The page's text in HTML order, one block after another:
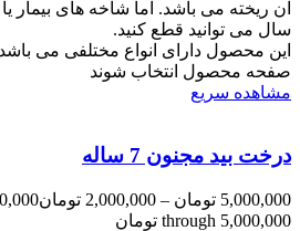
آن ریخته می باشد. اما شاخه های بیمار
سال می توانید قطع کنید.
این محصول دارای انواع مختلفی می
صفحه محصول انتخاب شوند
مشاهده سریع
درخت بید مجنون 7 ساله
5,000,000 تومان –
2,000,000 تومان
through 5,000,000 تومان